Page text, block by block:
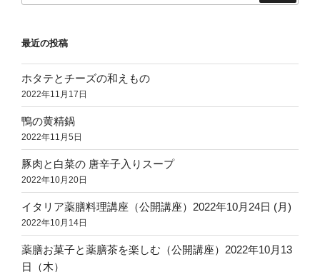
最近の投稿
ホタテとチーズの和えもの
2022年11月17日
鴨の黄精鍋
2022年11月5日
豚肉と白菜の 唐辛子入りスープ
2022年10月20日
イタリア薬膳料理講座（公開講座）2022年10月24日 (月)
2022年10月14日
薬膳お菓子と薬膳茶を楽しむ（公開講座）2022年10月13
日（木）